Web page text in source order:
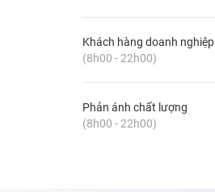
Khách hàng doanh nghiệp
(8h00 - 22h00)
Phản ánh chất lượng
(8h00 - 22h00)